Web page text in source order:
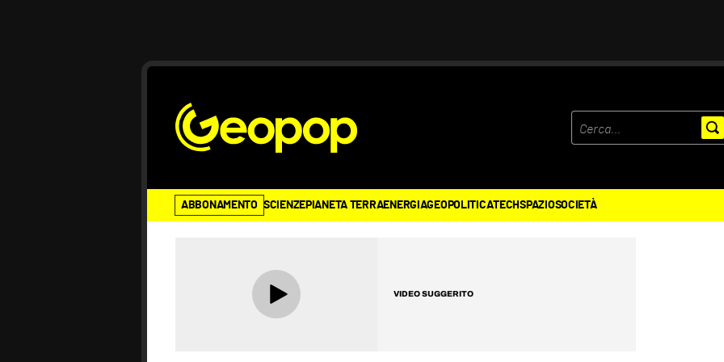
ABBONAMENTO SCIENZEPIANETA TERRAENERGIAGEOPOLITICATECHSPAZIOSOCIETÀ
VIDEO SUGGERITO